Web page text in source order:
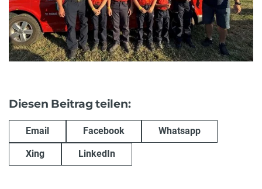
Diesen Beitrag teilen:
Email Facebook Whatsapp
Xing LinkedIn